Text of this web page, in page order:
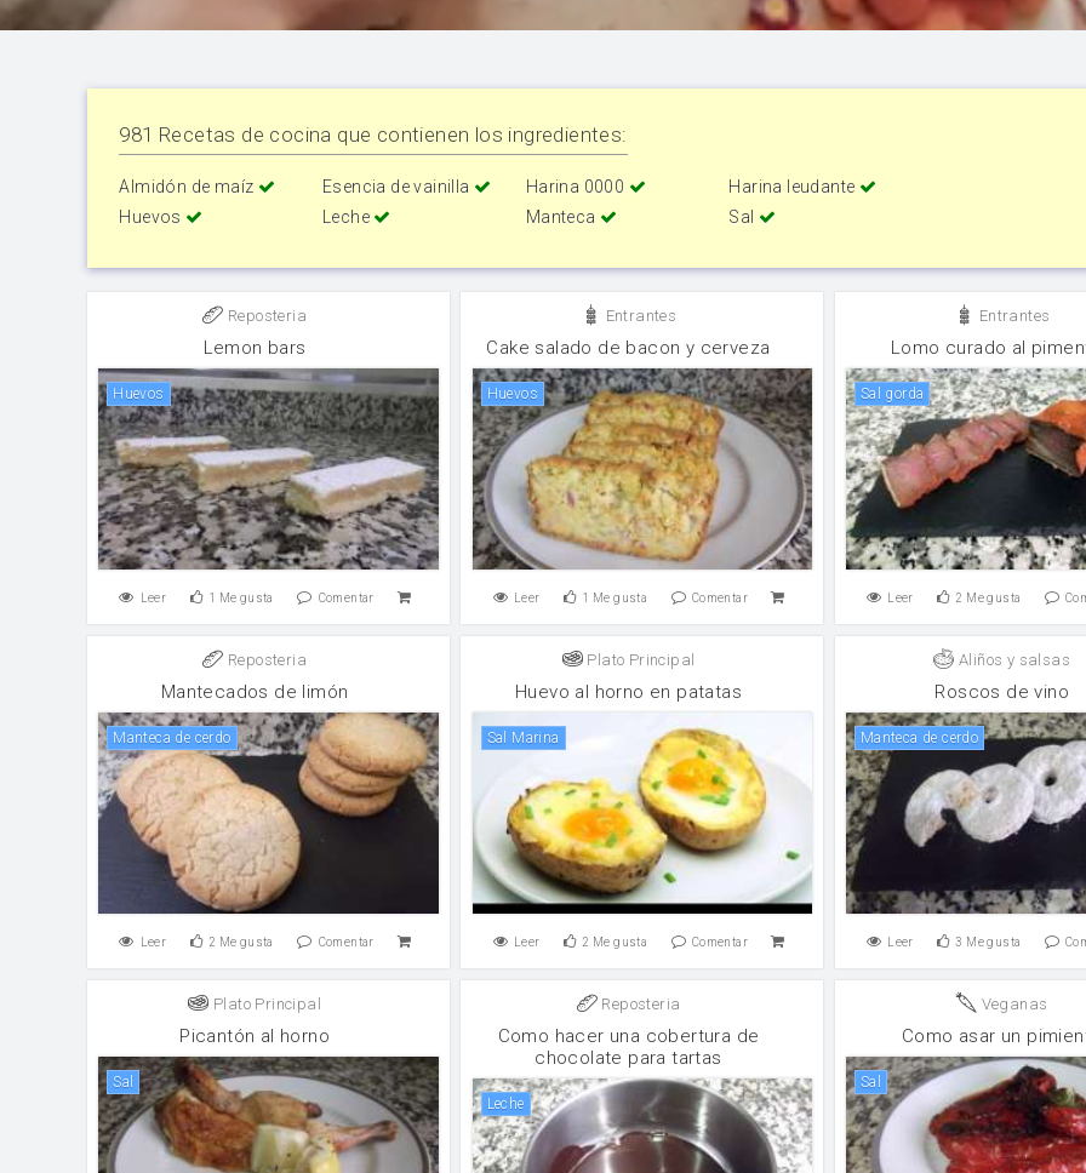
981 Recetas de cocina que contienen los ingredientes:
Almidón de maíz Esencia de vainilla Harina 0000
Harina leudante
Huevos
Leche Manteca Sal
Reposteria
Lemon bars
huevos
Leer 1 Me gusta Comentar
Entrantes
Cake salado de bacon y cerveza
huevos
Leer 1 Me gusta Comentar
Entrantes
Lomo curado al
sal gorda
Leer 2 Me gusta
Reposteria
Mantecados de limón
Manteca de cerdo
Leer 2 Me gusta Comentar
Plato Principal
Huevo al horno en patatas
Sal Marina
Leer 2 Me gusta Comentar
Aliños y salsas
Roscos de vino
Manteca de cerdo
Leer 3 Me gusta
Plato Principal
Picantón al horno
sal
Reposteria
Como hacer una cobertura de
chocolate para tartas
leche
Veganas
Como asar un
sal